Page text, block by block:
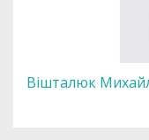
Вішталюк